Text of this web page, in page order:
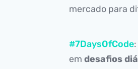
mercado para
#7DaysOfCode
em desafios